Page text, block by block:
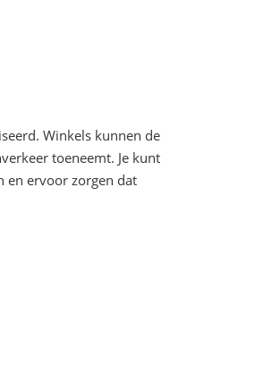
Winkels kunnen de
toeneemt. Je kunt
en ervoor zorgen dat